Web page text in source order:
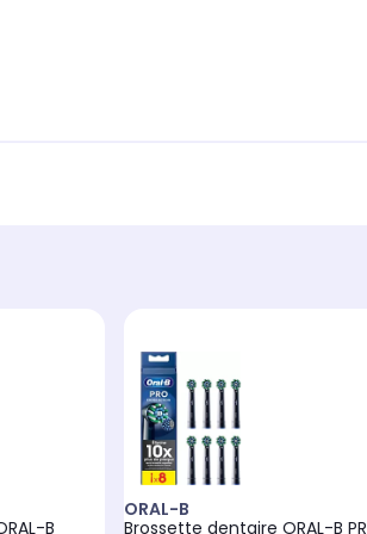
B
ORAL-B
Brossette dentaire ORAL-B